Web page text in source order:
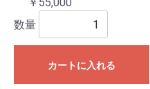
数量
カートに入れる